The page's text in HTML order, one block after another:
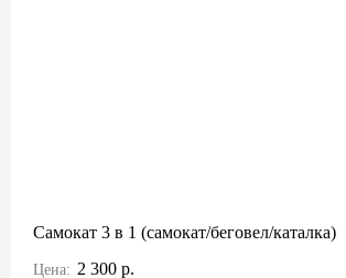
Самокат 3 в 1 (самокат/беговел/каталка)
Цена: 2 300 р.